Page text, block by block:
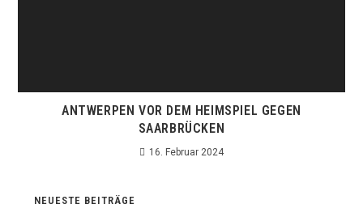
ANTWERPEN VOR DEM HEIMSPIEL GEGEN
SAARBRÜCKEN
16. Februar 2024
NEUESTE BEITRÄGE